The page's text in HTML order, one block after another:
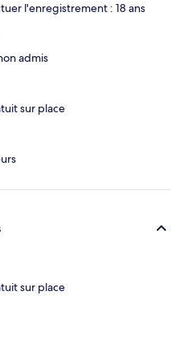
l'enregistrement : 18 ans
admis
sur place
sur place